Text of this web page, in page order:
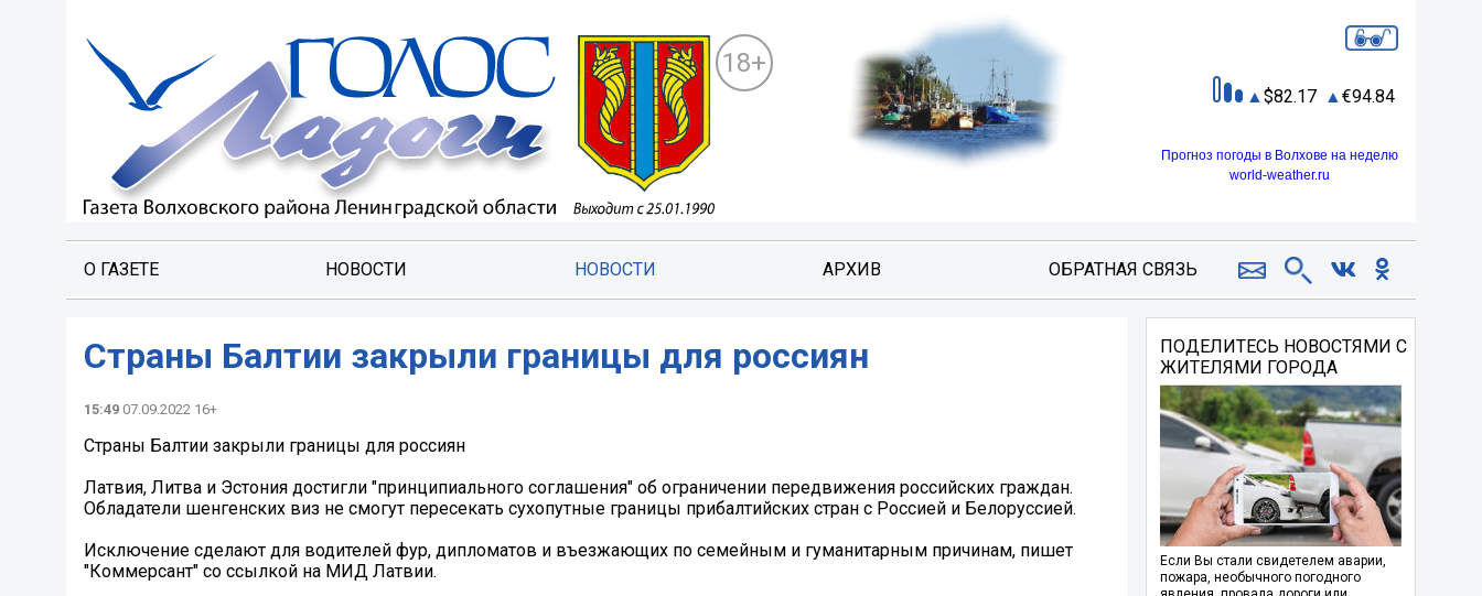
18+
82.17 94.84
Прогноз погоды в Волхове на неделю
world-weather.ru
О ГАЗЕТЕ НОВОСТИ НОВОСТИ АРХИВ ОБРАТНАЯ СВЯЗЬ
Страны Балтии закрыли границы для россиян
15:49 07.09.2022 16+
Страны Балтии закрыли границы для россиян
Латвия, Литва и Эстония достигли "принципиального соглашения" об ограничении передвижения российских граждан.
Обладатели шенгенских виз не смогут пересекать сухопутные границы прибалтийских стран с Россией и Белоруссией.
Исключение сделают для водителей фур, дипломатов и въезжающих по семейным и гуманитарным причинам, пишет
"Коммерсант" со ссылкой на МИД Латвии.
ПОДЕЛИТЕСЬ НОВОСТЯМИ С
ЖИТЕЛЯМИ ГОРОДА
Если Вы стали свидетелем аварии,
пожара, необычного погодного